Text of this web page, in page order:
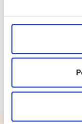
Fácil
resistir el ritmo
aspecto
prenda creada
con el sello